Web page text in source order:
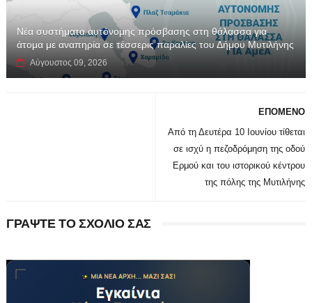
Νέα συστήματα αυτόνομης πρόσβασης στη θάλασσα για
άτομα με αναπηρία σε τέσσερις παραλίες του Δήμου Μυτιλήνης
Αύγουστος 09, 2026
ΕΠΟΜΕΝΟ
Από τη Δευτέρα 10 Ιουνίου τίθεται
σε ισχύ η πεζοδρόμηση της οδού
Ερμού και του ιστορικού κέντρου
της πόλης της Μυτιλήνης
ΓΡΑΨΤΕ ΤΟ ΣΧΟΛΙΟ ΣΑΣ